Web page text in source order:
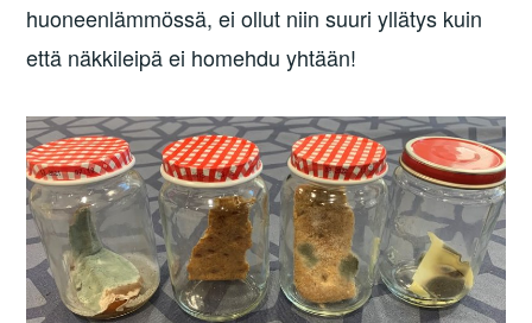
huoneenlämmössä, ei ollut niin suuri yllätys kuin
että näkkileipä ei homehdu yhtään!